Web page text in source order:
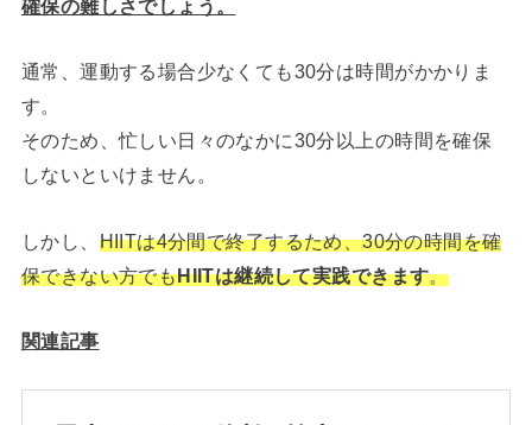
確保の難しさでしょう。
通常、運動する場合少なくても30分は時間がかかりま
す。
そのため、忙しい日々のなかに30分以上の時間を確保
しないといけません。
しかし、 HIITは4分間で終了するため、30分の時間を確
保できない方でもHIITは継続して実践できます。
関連記事